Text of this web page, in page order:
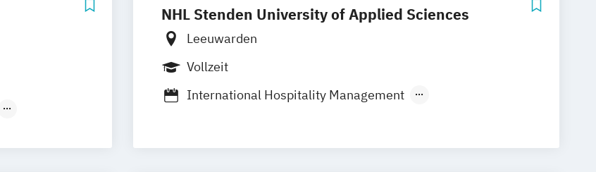
NHL Stenden University of Applied Sciences
Leeuwarden
Vollzeit
International Hospitality Management